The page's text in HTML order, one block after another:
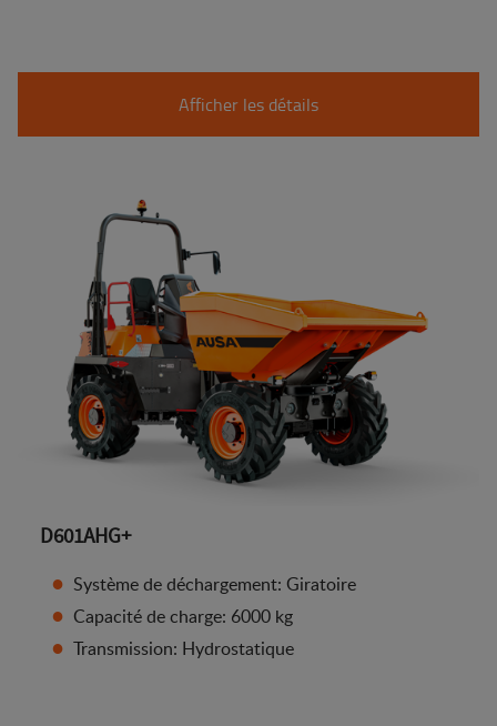
Afficher les détails
D601AHG+
Système de déchargement: Giratoire
Capacité de charge: 6000 kg
Transmission: Hydrostatique